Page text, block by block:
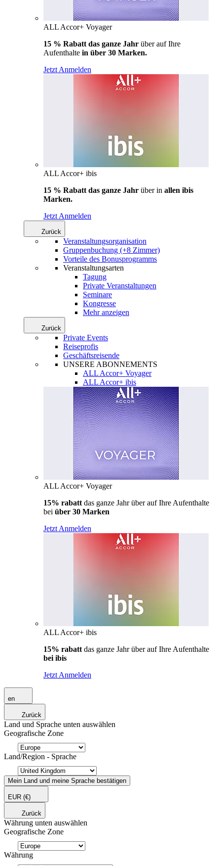
ALL Accor+ Voyager
15 % Rabatt das ganze Jahr über auf Ihre
Aufenthalte in über 30 Marken.
Jetzt Anmelden
ALL Accor+ ibis
15 % Rabatt das ganze Jahr über in allen ibis
Marken.
Jetzt Anmelden
Zurück
Veranstaltungsorganisation
Gruppenbuchung (+8 Zimmer)
Vorteile des Bonusprogramms
Veranstaltungsarten
Tagung
Private Veranstaltungen
Seminare
Kongresse
Mehr anzeigen
Zurück
Private Events
Reiseprofis
Geschäftsreisende
UNSERE ABONNEMENTS
ALL Accor+ Voyager
ALL Accor+ ibis
ALL Accor+ Voyager
15% rabatt das ganze Jahr über auf Ihre Aufenthalte
bei über 30 Marken
Jetzt Anmelden
ALL Accor+ ibis
15% rabatt das ganze Jahr über auf Ihre Aufenthalte
bei ibis
Jetzt Anmelden
en
Zurück
Land und Sprache unten auswählen
Geografische Zone
Land/Region - Sprache
Mein Land und meine Sprache bestätigen
EUR (€)
Zurück
Währung unten auswählen
Geografische Zone
Währung